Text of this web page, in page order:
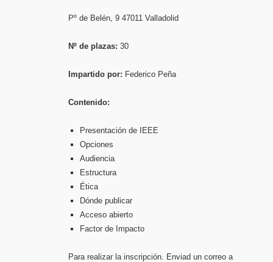
Pº de Belén, 9 47011 Valladolid
Nº de plazas: 30
Impartido por: Federico Peña
Contenido:
Presentación de IEEE
Opciones
Audiencia
Estructura
Ética
Dónde publicar
Acceso abierto
Factor de Impacto
Para realizar la inscripción. Enviad un correo a